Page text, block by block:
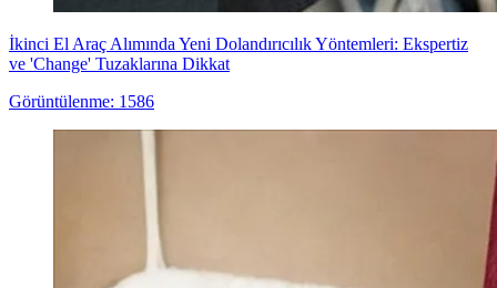
İkinci El Araç Alımında Yeni Dolandırıcılık Yöntemleri: Ekspertiz
ve 'Change' Tuzaklarına Dikkat
Görüntülenme: 1586